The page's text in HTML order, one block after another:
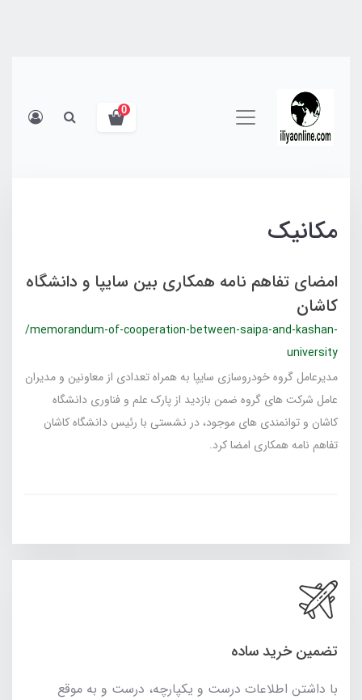
0
مکانیک
امضای تفاهم نامه همکاری بین سایپا و دانشگاه
کاشان
/memorandum-of-cooperation-between-saipa-and-kashan-
university
مدیرعامل گروه خودروسازی سایپا به همراه تعدادی از معاونین و مدیران
عامل شرکت های گروه ضمن بازدید از پارک علم و فناوری دانشگاه
کاشان و توانمندی های موجود، در نشستی با رئیس دانشگاه کاشان
تفاهم نامه همکاری امضا کرد.
تضمین خرید ساده
با داشتن اطلاعات درست و یکپارچه، درست و به موقع